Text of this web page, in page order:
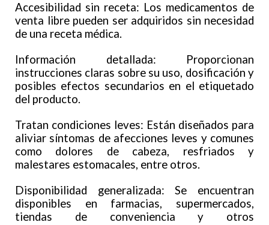
Accesibilidad sin receta: Los medicamentos de
venta libre pueden ser adquiridos sin necesidad
de una receta médica.
Información detallada: Proporcionan
instrucciones claras sobre su uso, dosificación y
posibles efectos secundarios en el etiquetado
del producto.
Tratan condiciones leves: Están diseñados para
aliviar síntomas de afecciones leves y comunes
como dolores de cabeza, resfriados y
malestares estomacales, entre otros.
Disponibilidad generalizada: Se encuentran
disponibles en farmacias, supermercados,
tiendas de conveniencia y otros